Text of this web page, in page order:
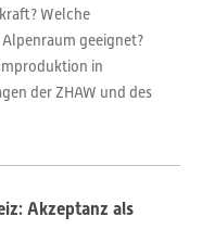
Welche
geeignet?
in
der ZHAW und des
Akzeptanz als